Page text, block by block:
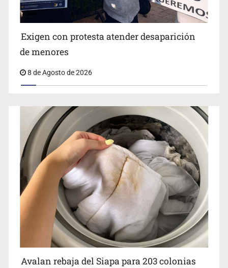
Exigen con protesta atender desaparición
de menores
8 de Agosto de 2026
Avalan rebaja del Siapa para 203 colonias